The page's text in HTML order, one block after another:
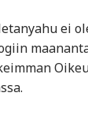
ei